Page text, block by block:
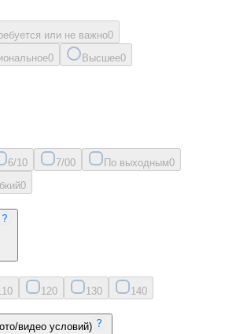
или не важно0
0 Высшее0
6/10 7/00 По выходным0
0
0 120 130 140
видео условий)